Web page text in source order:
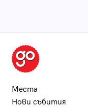
Места
Нови събития